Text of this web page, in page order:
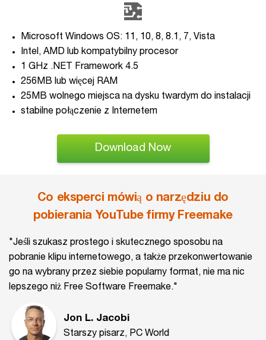
Microsoft Windows OS: 11, 10, 8, 8.1, 7, Vista
Intel, AMD lub kompatybilny procesor
1 GHz .NET Framework 4.5
256MB lub więcej RAM
25MB wolnego miejsca na dysku twardym do instalacji
stabilne połączenie z Internetem
Download Now
Co eksperci mówią o narzędziu do
pobierania YouTube firmy Freemake
"Jeśli szukasz prostego i skutecznego sposobu na
pobranie klipu internetowego, a także przekonwertowanie
go na wybrany przez siebie popularny format, nie ma nic
lepszego niż Free Software Freemake."
Jon L. Jacobi
Starszy pisarz, PC World